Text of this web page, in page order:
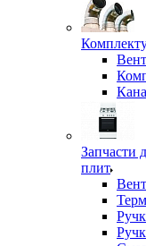
Запчасти
плит